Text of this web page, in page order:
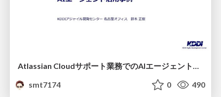
Atlassian Cloudサポート業務でのAIエージェント活用事例
smt7174
0 490